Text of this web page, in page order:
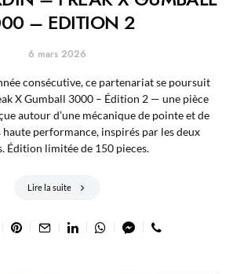
– EDITION 2
6 mars 2026
consécutive, ce partenariat se poursuit
X Gumball 3000 – Édition 2 — une pièce
autour d’une mécanique de pointe et de
haute performance, inspirés par les deux
Édition limitée de 150 pieces.
Lire la suite